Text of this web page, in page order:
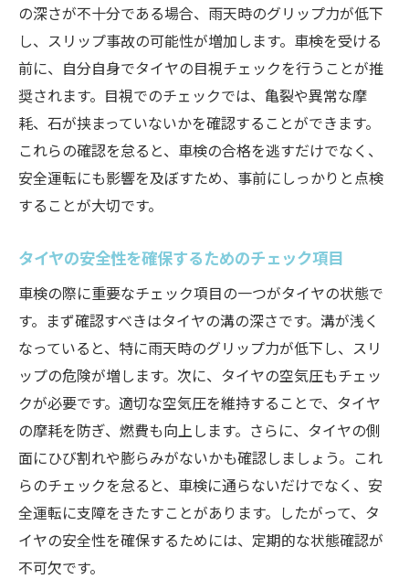
車検通過の秘訣タイヤチェックで走行性能を向
上
走行性能を高めるタイヤチェックのポイン
ト
車検に向けたタイヤ性能の最適化方法
タイヤチェックがもたらす走行安定性の改
善
車検合格に必要なタイヤの性能維持
走行性能を最大化するタイヤの選び方
安全な車検のためのタイヤメンテナンスのコツ
車検前に行うべきタイヤメンテナンス一覧
タイヤの寿命を延ばす日常的なケア方法
車検に備えるためのタイヤメンテナンス戦
略
タイヤの状態を保つための簡単なメンテナ
ンス
車検に通るためのタイヤの最適な管理法
定期メンテナンスでタイヤの安全性を確保
の深さが不十分である場合、雨天時のグリップ力が低下
し、スリップ事故の可能性が増加します。車検を受ける
前に、自分自身でタイヤの目視チェックを行うことが推
奨されます。目視でのチェックでは、亀裂や異常な摩
耗、石が挟まっていないかを確認することができます。
これらの確認を怠ると、車検の合格を逃すだけでなく、
安全運転にも影響を及ぼすため、事前にしっかりと点検
することが大切です。
タイヤの安全性を確保するためのチェック項目
車検の際に重要なチェック項目の一つがタイヤの状態で
す。まず確認すべきはタイヤの溝の深さです。溝が浅く
なっていると、特に雨天時のグリップ力が低下し、スリ
ップの危険が増します。次に、タイヤの空気圧もチェッ
クが必要です。適切な空気圧を維持することで、タイヤ
の摩耗を防ぎ、燃費も向上します。さらに、タイヤの側
面にひび割れや膨らみがないかも確認しましょう。これ
らのチェックを怠ると、車検に通らないだけでなく、安
全運転に支障をきたすことがあります。したがって、タ
イヤの安全性を確保するためには、定期的な状態確認が
不可欠です。